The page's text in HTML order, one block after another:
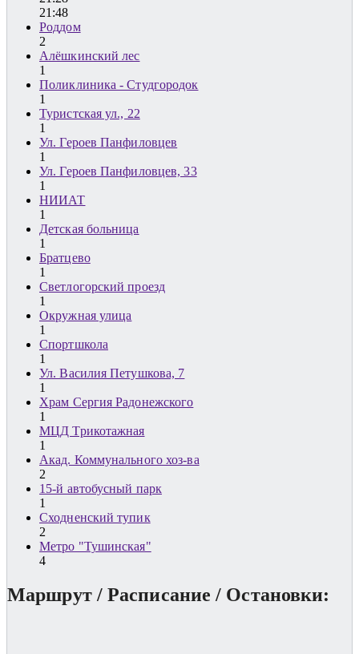
21:48
Роддом
2
Алёшкинский лес
1
Поликлиника - Студгородок
1
Туристская ул., 22
1
Ул. Героев Панфиловцев
1
Ул. Героев Панфиловцев, 33
1
НИИАТ
1
Детская больница
1
Братцево
1
Светлогорский проезд
1
Окружная улица
1
Спортшкола
1
Ул. Василия Петушкова, 7
1
Храм Сергия Радонежского
1
МЦД Трикотажная
1
Акад. Коммунального хоз-ва
2
15-й автобусный парк
1
Сходненский тупик
2
Метро "Тушинская"
4
Маршрут / Расписание / Остановки: